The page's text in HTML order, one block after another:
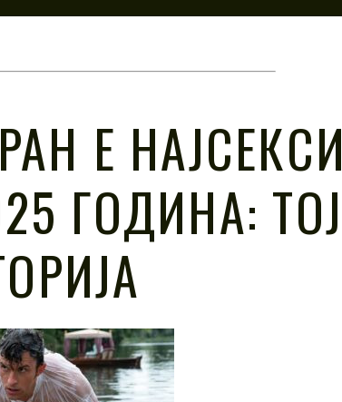
Е НАЈСЕКСИ
ГОДИНА: ТОЈ